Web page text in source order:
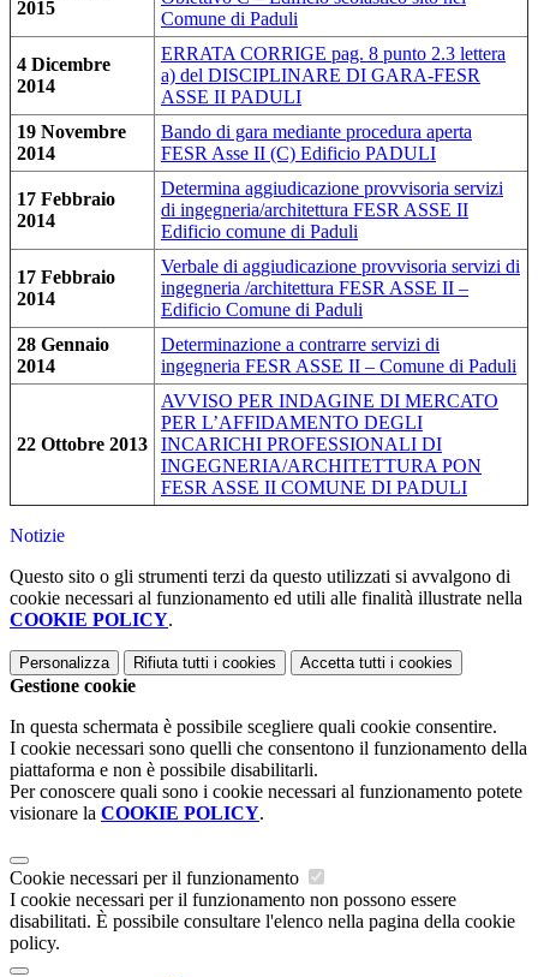
2015
Comune di Paduli
4 Dicembre
2014
ERRATA CORRIGE pag. 8 punto 2.3 lettera
a) del DISCIPLINARE DI GARA-FESR
ASSE II PADULI
19 Novembre
2014
Bando di gara mediante procedura aperta
FESR Asse II (C) Edificio PADULI
17 Febbraio
2014
Determina aggiudicazione provvisoria servizi
di ingegneria/architettura FESR ASSE II
Edificio comune di Paduli
17 Febbraio
2014
Verbale di aggiudicazione provvisoria servizi di
ingegneria /architettura FESR ASSE II –
Edificio Comune di Paduli
28 Gennaio
2014
Determinazione a contrarre servizi di
ingegneria FESR ASSE II – Comune di Paduli
22 Ottobre 2013
AVVISO PER INDAGINE DI MERCATO
PER L’AFFIDAMENTO DEGLI
INCARICHI PROFESSIONALI DI
INGEGNERIA/ARCHITETTURA PON
FESR ASSE II COMUNE DI PADULI
Notizie
Questo sito o gli strumenti terzi da questo utilizzati si avvalgono di
cookie necessari al funzionamento ed utili alle finalità illustrate nella
COOKIE POLICY.
Personalizza Rifiuta tutti i cookies Accetta tutti i cookies
Gestione cookie
In questa schermata è possibile scegliere quali cookie consentire.
I cookie necessari sono quelli che consentono il funzionamento della
piattaforma e non è possibile disabilitarli.
Per conoscere quali sono i cookie necessari al funzionamento potete
visionare la COOKIE POLICY.
Cookie necessari per il funzionamento
I cookie necessari per il funzionamento non possono essere
disabilitati. È possibile consultare l'elenco nella pagina della cookie
policy.